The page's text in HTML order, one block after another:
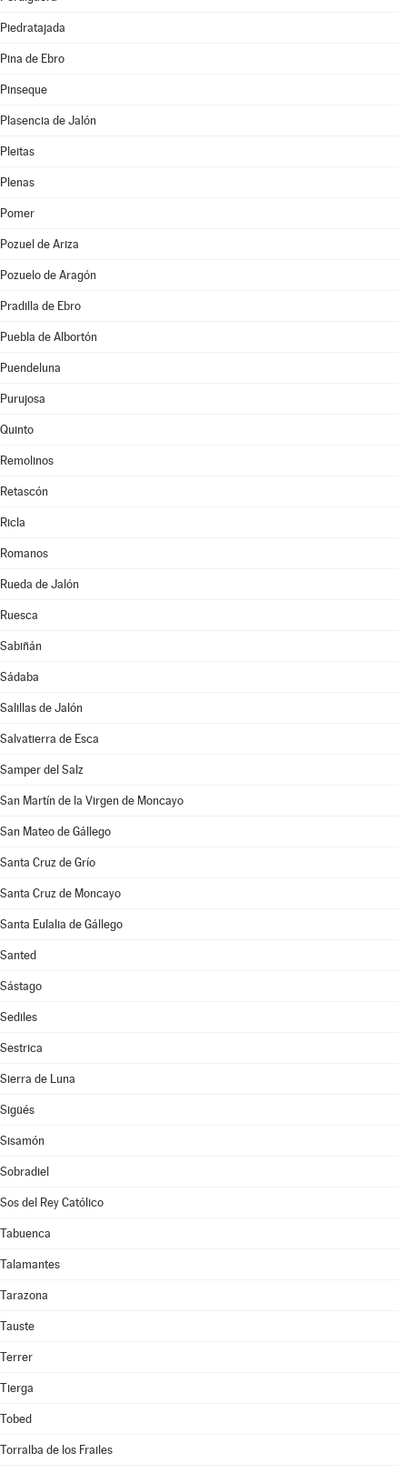
Piedratajada
Pina de Ebro
Pinseque
Plasencia de Jalón
Pleitas
Plenas
Pomer
Pozuel de Ariza
Pozuelo de Aragón
Pradilla de Ebro
Puebla de Albortón
Puendeluna
Purujosa
Quinto
Remolinos
Retascón
Ricla
Romanos
Rueda de Jalón
Ruesca
Sabiñán
Sádaba
Salillas de Jalón
Salvatierra de Esca
Samper del Salz
San Martín de la Virgen de Moncayo
San Mateo de Gállego
Santa Cruz de Grío
Santa Cruz de Moncayo
Santa Eulalia de Gállego
Santed
Sástago
Sediles
Sestrica
Sierra de Luna
Sigüés
Sisamón
Sobradiel
Sos del Rey Católico
Tabuenca
Talamantes
Tarazona
Tauste
Terrer
Tierga
Tobed
Torralba de los Frailes